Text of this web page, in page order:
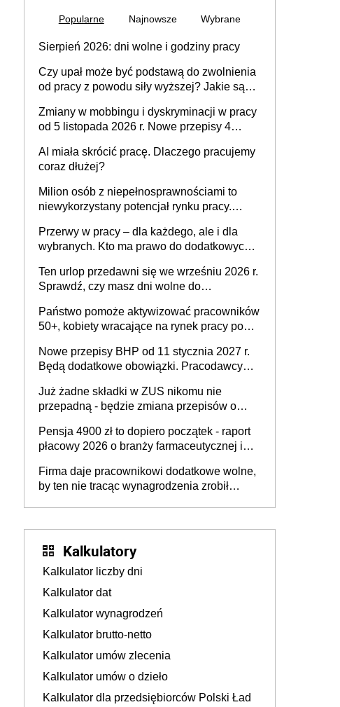
Popularne Najnowsze Wybrane
Sierpień 2026: dni wolne i godziny pracy
Czy upał może być podstawą do zwolnienia
od pracy z powodu siły wyższej? Jakie są
Zmiany w mobbingu i dyskryminacji w pracy
od 5 listopada 2026 r. Nowe przepisy 4
Ustaw
AI miała skrócić pracę. Dlaczego pracujemy
coraz dłużej?
Milion osób z niepełnosprawnościami to
niewykorzystany potencjał rynku pracy.
dofinansowań czy refundacji, ale bariery po
stronie systemu i świadomości
pracodawców [WYWIAD]
Przerwy w pracy – dla każdego, ale i dla
wybranych. Kto ma prawo do dodatkowych
Ten urlop przedawni się we wrześniu 2026 r.
Sprawdź, czy masz dni wolne do
Państwo pomoże aktywizować pracowników
50+, kobiety wracające na rynek pracy po
osoby neuroatypowe. Powstanie Fundusz
na rzecz Inkluzywności w Zatrudnianiu?
Nowe przepisy BHP od 11 stycznia 2027 r.
Będą dodatkowe obowiązki. Pracodawcy
Już żadne składki w ZUS nikomu nie
przepadną - będzie zmiana przepisów o
ubezpieczeniom społecznym
Pensja 4900 zł to dopiero początek - raport
płacowy 2026 o branży farmaceutycznej i
Firma daje pracownikowi dodatkowe wolne,
by ten nie tracąc wynagrodzenia zrobił
Kalkulatory
Kalkulator liczby dni
Kalkulator dat
Kalkulator wynagrodzeń
Kalkulator brutto-netto
Kalkulator umów zlecenia
Kalkulator umów o dzieło
Kalkulator dla przedsiębiorców Polski Ład